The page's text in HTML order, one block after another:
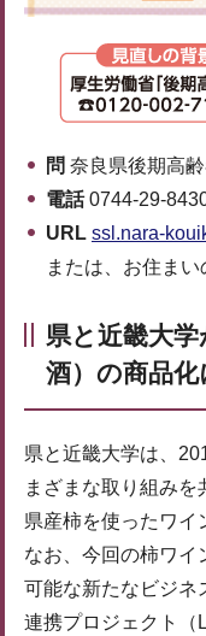
問 奈良県後期高
電話0744-29-
URL ssl.nara-
または、お住ま
県と近畿大
酒）の商品化
県と近畿大学は、
まざまな取り組みを
県産柿を使ったワイ
なお、今回の柿ワイ
可能な新たなビジネ
連携プロジェクト（